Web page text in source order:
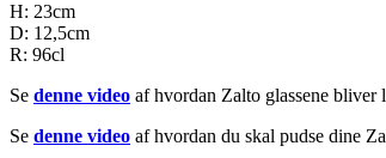
H: 23cm
D: 12,5cm
R: 96cl
Se denne video af hvordan Zalto glassene bliver
Se denne video af hvordan du skal pudse dine